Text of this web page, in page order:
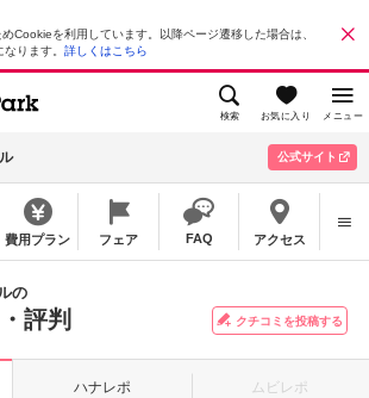
Cookieを利用しています。以降ページ遷移した場合は、
ります。 詳しくはこちら
検索 お気に入り メニュー
公式サイト
費用プラン フェア FAQ アクセス
の
評判 クチコミを投稿する
ハナレポ ムビレポ